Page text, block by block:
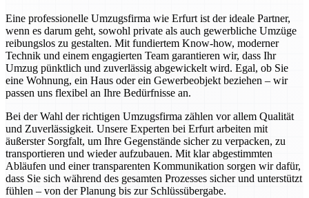
Eine professionelle Umzugsfirma wie Erfurt ist der ideale Partner,
wenn es darum geht, sowohl private als auch gewerbliche Umzüge
reibungslos zu gestalten. Mit fundiertem Know-how, moderner
Technik und einem engagierten Team garantieren wir, dass Ihr
Umzug pünktlich und zuverlässig abgewickelt wird. Egal, ob Sie
eine Wohnung, ein Haus oder ein Gewerbeobjekt beziehen – wir
passen uns flexibel an Ihre Bedürfnisse an.
Bei der Wahl der richtigen Umzugsfirma zählen vor allem Qualität
und Zuverlässigkeit. Unsere Experten bei Erfurt arbeiten mit
äußerster Sorgfalt, um Ihre Gegenstände sicher zu verpacken, zu
transportieren und wieder aufzubauen. Mit klar abgestimmten
Abläufen und einer transparenten Kommunikation sorgen wir dafür,
dass Sie sich während des gesamten Prozesses sicher und unterstützt
fühlen – von der Planung bis zur Schlüssübergabe.